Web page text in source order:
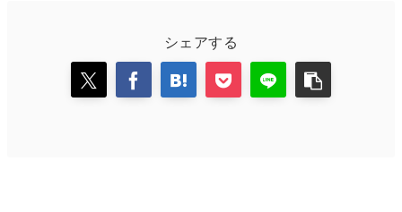
シェアする